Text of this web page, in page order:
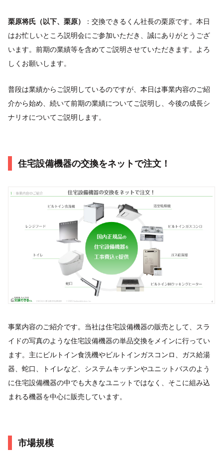
栗原将氏（以下、栗原）
：交換できるくん社長の栗原です。本日
はお忙しいところ説明会にご参加いただき、誠にありがとうござ
います。前期の業績等を含めてご説明させていただきます。よろ
しくお願いします。
普段は業績からご説明しているのですが、本日は事業内容のご紹
介から始め、続いて前期の業績についてご説明し、今後の成長シ
ナリオについてご説明します。
住宅設備機器の交換をネットで注文！
事業内容のご紹介です。当社は住宅設備機器の販売として、スラ
イドの写真のような住宅設備機器の単品交換をメインに行ってい
ます。主にビルトイン食洗機やビルトインガスコンロ、ガス給湯
器、蛇口、トイレなど、システムキッチンやユニットバスのよう
に住宅設備機器の中でも大きなユニットではなく、そこに組み込
まれる機器を中心に販売しています。
市場規模